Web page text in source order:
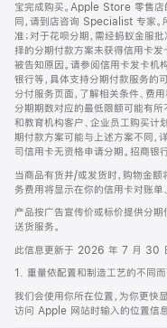
宝完成购买。Apple Store 零售
同，请到店咨询 Specialist 专家
准；对于花呗分期，需经蚂蚁金服
择的分期付款方案未获得信用卡发
被告知原因。请参阅信用卡发卡机
银行等，具体支持分期付款服务的
分付服务页面，了解相关条件、费
分期期数对应的最低限额可能有所
和教育机构客户、企业员工购买
期付款方案可能与上述方案不同，
司信用卡无资格申请分期。招商
当商品有货并/或发货时，购物金额
务费用将显示在你的信用卡对账单
产品按广告宣传价或标价提供分期
送货服务。
此信息更新于 2026 年 7 月 30
1. 重量依配置和制造工艺的不同而
我们会使用你所在位置，为你更快
访问 Apple 网站时输入的位置信息